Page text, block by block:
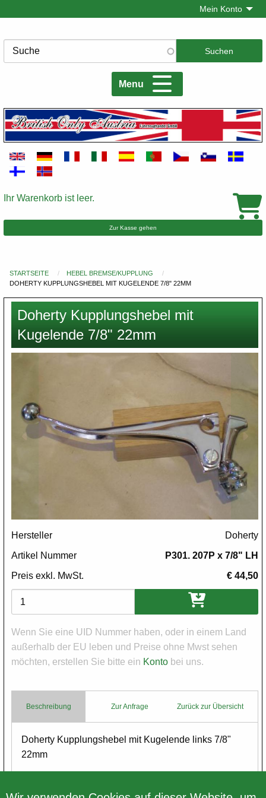
zum
Mein Konto
Suche
Menu
Warenkorb
Ihr Warenkorb ist leer.
Zur Kasse gehen
Du
hier
STARTSEITE
HEBEL BREMSE/KUPPLUNG
DOHERTY KUPPLUNGSHEBEL MIT KUGELENDE 7/8" 22MM
Doherty Kupplungshebel mit
Kugelende 7/8" 22mm
Hersteller
Doherty
Artikel Nummer
P301. 207P x 7/8" LH
Preis exkl. MwSt.
€ 44,50
Varianten
Wenn Sie eine UID Nummer haben, oder in einem Land
außerhalb der EU leben und Preise ohne Mwst sehen
möchten, erstellen Sie bitte ein Konto bei uns.
Beschreibung Zurück zur Übersicht
Zur Anfrage
Body
Doherty Kupplungshebel mit Kugelende links 7/8"
22mm